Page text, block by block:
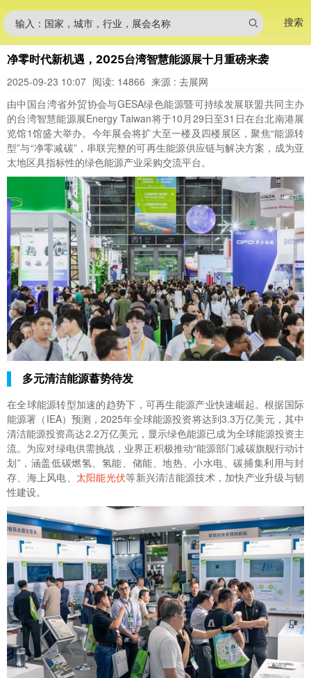
输入：国家，城市，行业，展会名称 搜索
净零时代新机遇，2025台湾智慧能源展十月重磅来袭
2025-09-23 10:07 阅读: 14866 来源 : 去展网
由中国台湾省外贸协会与GESA绿色能源暨可持续发展联盟共同主办
的台湾智慧能源展Energy Taiwan将于10月29日至31日在台北南港展
览馆1馆盛大举办。今年展会将扩大至一楼及四楼展区，聚焦“能源转
型”与“净零减碳”，串联完整的可再生能源供应链与解决方案，成为亚
太地区具指标性的绿色能源产业采购交流平台。
多元清洁能源蓄势待发
在全球能源转型加速的趋势下，可再生能源产业快速崛起。根据国际
能源署（IEA）预测，2025年全球能源投资将达到3.3万亿美元，其中
清洁能源投资高达2.2万亿美元，显示绿色能源已成为全球能源投资主
流。为应对绿电供需挑战，业界正积极推动“能源部门减碳旗舰行动计
划”，涵盖低碳燃氢、氢能、储能、地热、小水电、碳捕集利用与封
存、海上风电、 太阳能光伏等新兴清洁能源技术，加快产业升级与韧
性建设。